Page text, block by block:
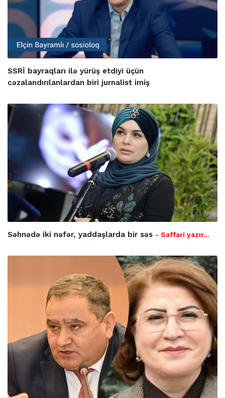
SSRİ bayraqları ilə yürüş etdiyi üçün
cəzalandırılanlardan biri jurnalist imiş
Səhnədə iki nəfər, yaddaşlarda bir səs - Saffari yazır…